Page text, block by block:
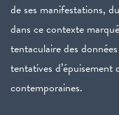
de ses manifestations,
dans ce contexte
tentaculaire des
tentatives
contemporaines.